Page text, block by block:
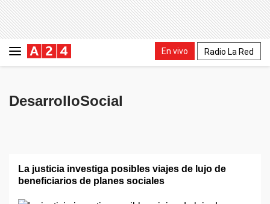
En vivo Radio La Red
DesarrolloSocial
La justicia investiga posibles viajes de lujo de
beneficiarios de planes sociales